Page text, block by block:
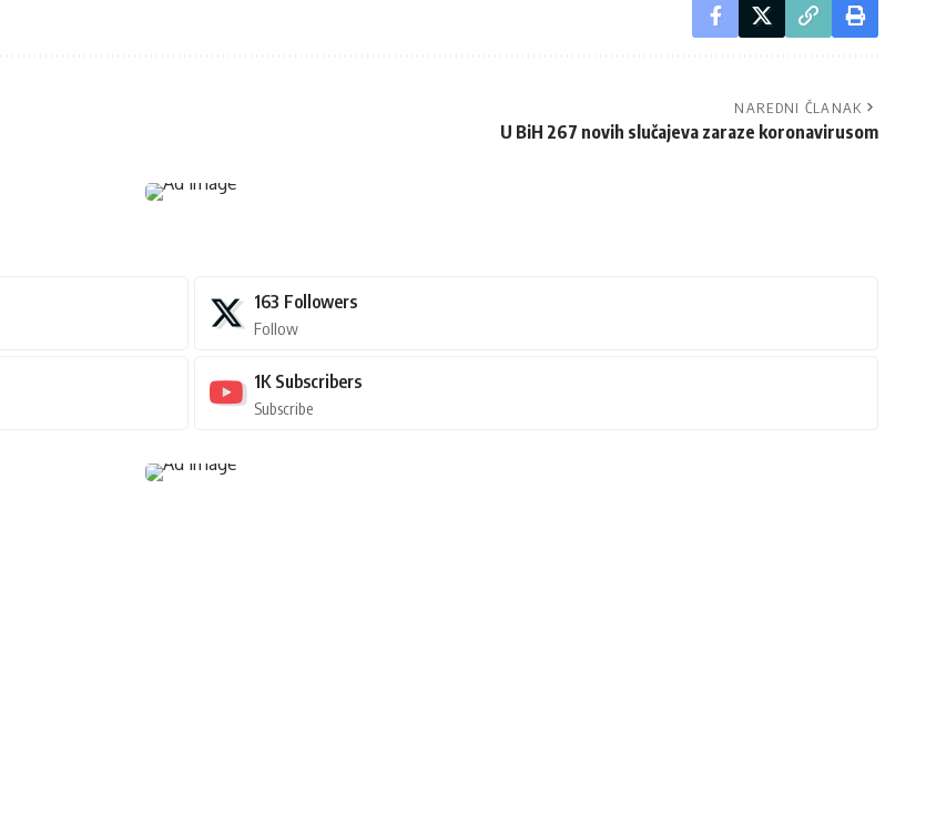
NAREDNI ČLANAK
U BiH 267 novih slučajeva zaraze koronavirusom
163 Followers
Follow
1K Subscribers
Subscribe